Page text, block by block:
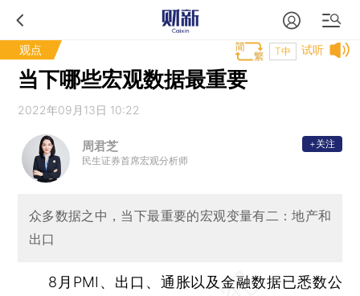
观点 试听
T中
当下哪些宏观数据最重要
2022年09月13日 10:22
周君芝
民生证券首席宏观分析师
+关注
众多数据之中，当下最重要的宏观变量有二：地产和
出口
8月PMI、出口、通胀以及金融数据已悉数公